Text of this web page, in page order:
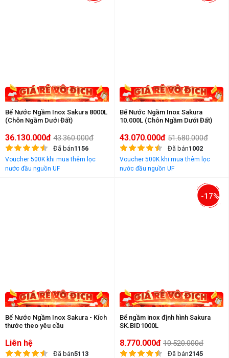
Bể Nước Ngầm Inox Sakura 8000L
(Chôn Ngầm Dưới Đất)
36.130.000đ 43.360.000đ
Đã bán1156
Voucher 500K khi mua thêm lọc
nước đầu nguồn UF
Bể Nước Ngầm Inox Sakura
10.000L (Chôn Ngầm Dưới Đất)
43.070.000đ 51.680.000đ
Đã bán1002
Voucher 500K khi mua thêm lọc
nước đầu nguồn UF
Bể Nước Ngầm Inox Sakura - Kích
thước theo yêu cầu
Liên hệ
Đã bán5113
-17%
Bể ngầm inox định hình Sakura
SK.BID1000L
8.770.000đ 10.520.000đ
Đã bán2145